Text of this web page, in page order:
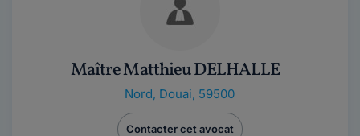
Maître Matthieu DELHALLE
Nord, Douai, 59500
Contacter cet avocat